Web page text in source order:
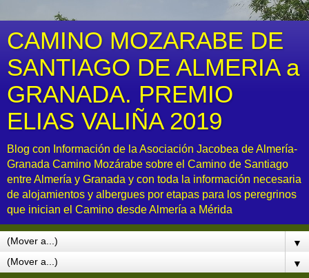
CAMINO MOZARABE DE
SANTIAGO DE ALMERIA a
GRANADA. PREMIO
ELIAS VALIÑA 2019
Blog con Información de la Asociación Jacobea de Almería-
Granada Camino Mozárabe sobre el Camino de Santiago
entre Almería y Granada y con toda la información necesaria
de alojamientos y albergues por etapas para los peregrinos
que inician el Camino desde Almería a Mérida
▼
▼